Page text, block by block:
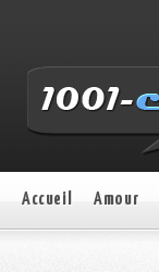
Accueil Amour